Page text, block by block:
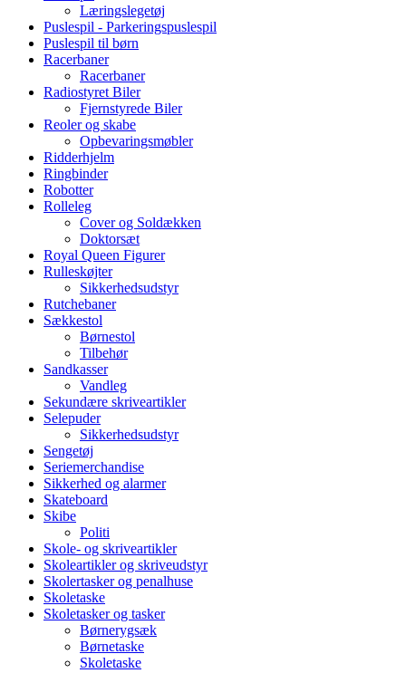
Læringslegetøj
Puslespil - Parkeringspuslespil
Puslespil til børn
Racerbaner
Racerbaner
Radiostyret Biler
Fjernstyrede Biler
Reoler og skabe
Opbevaringsmøbler
Ridderhjelm
Ringbinder
Robotter
Rolleleg
Cover og Soldækken
Doktorsæt
Royal Queen Figurer
Rulleskøjter
Sikkerhedsudstyr
Rutchebaner
Sækkestol
Børnestol
Tilbehør
Sandkasser
Vandleg
Sekundære skriveartikler
Selepuder
Sikkerhedsudstyr
Sengetøj
Seriemerchandise
Sikkerhed og alarmer
Skateboard
Skibe
Politi
Skole- og skriveartikler
Skoleartikler og skriveudstyr
Skolertasker og penalhuse
Skoletaske
Skoletasker og tasker
Børnerygsæk
Børnetaske
Skoletaske